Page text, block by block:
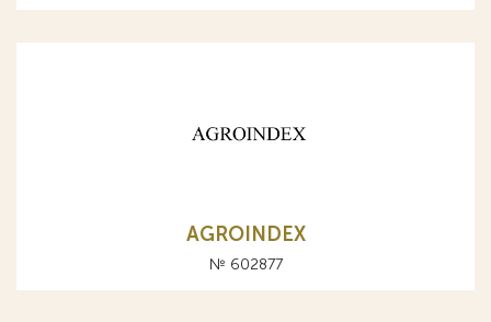
AGROINDEX
№ 602877